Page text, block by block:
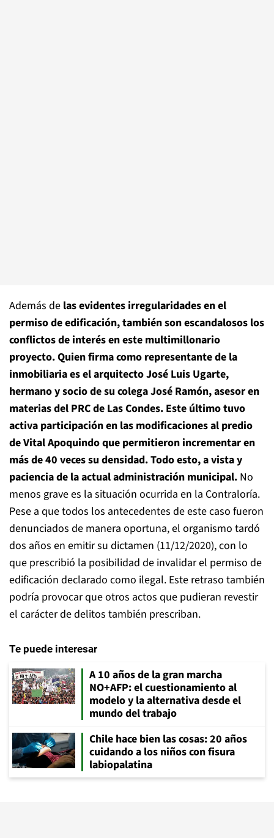
Además de las evidentes irregularidades en el
permiso de edificación, también son escandalosos los
conflictos de interés en este multimillonario
proyecto. Quien firma como representante de la
inmobiliaria es el arquitecto José Luis Ugarte,
hermano y socio de su colega José Ramón, asesor en
materias del PRC de Las Condes. Este último tuvo
activa participación en las modificaciones al predio
de Vital Apoquindo que permitieron incrementar en
más de 40 veces su densidad. Todo esto, a vista y
paciencia de la actual administración municipal. No
menos grave es la situación ocurrida en la Contraloría.
Pese a que todos los antecedentes de este caso fueron
denunciados de manera oportuna, el organismo tardó
dos años en emitir su dictamen (11/12/2020), con lo
que prescribió la posibilidad de invalidar el permiso de
edificación declarado como ilegal. Este retraso también
podría provocar que otros actos que pudieran revestir
el carácter de delitos también prescriban.
Te puede interesar
A 10 años de la gran marcha
NO+AFP: el cuestionamiento al
modelo y la alternativa desde el
mundo del trabajo
Chile hace bien las cosas: 20 años
cuidando a los niños con fisura
labiopalatina